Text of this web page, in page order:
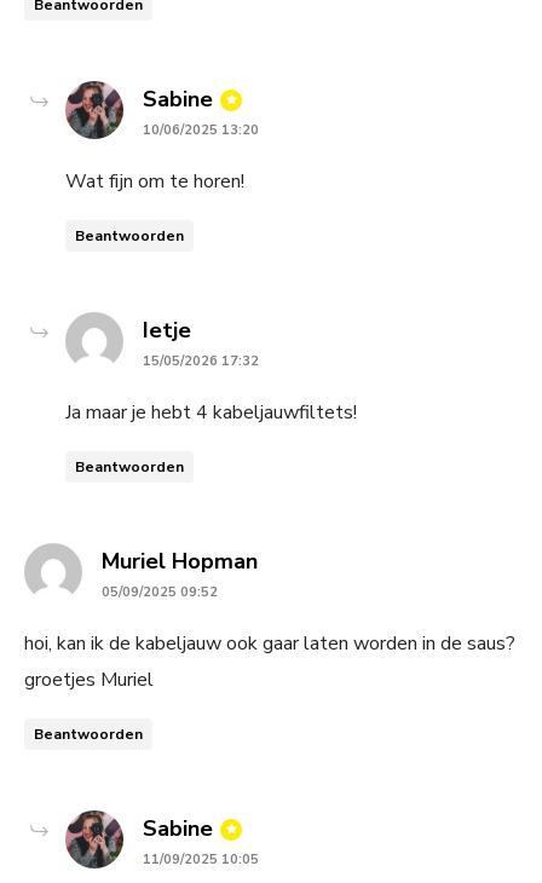
Beantwoorden
Sabine says:
10/06/2025 13:20
Wat fijn om te horen!
Beantwoorden
Ietjesays:
15/05/2026 17:32
Ja maar je hebt 4 kabeljauwfiltets!
Beantwoorden
Muriel Hopmansays:
05/09/2025 09:52
hoi, kan ik de kabeljauw ook gaar laten worden in de saus?
groetjes Muriel
Beantwoorden
Sabine says:
11/09/2025 10:05